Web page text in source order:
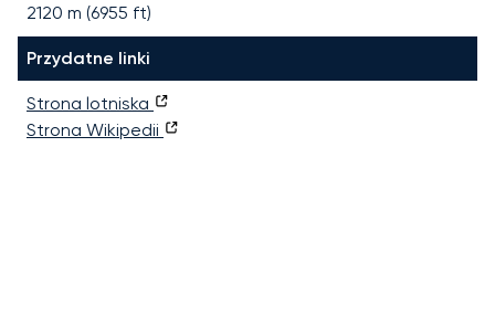
2120 m (6955 ft)
Przydatne linki
Strona lotniska
Strona Wikipedii